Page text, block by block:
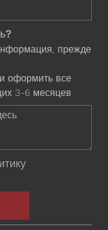
прежде
оформить все
3-6 месяцев